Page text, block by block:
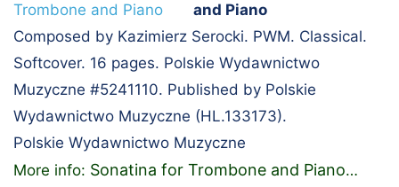
and Piano
Composed by Kazimierz Serocki. PWM. Classical.
Softcover. 16 pages. Polskie Wydawnictwo
Muzyczne #5241110. Published by Polskie
Wydawnictwo Muzyczne (HL.133173).
Polskie Wydawnictwo Muzyczne
More info: Sonatina for Trombone and Piano…